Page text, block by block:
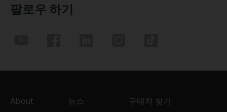
팔로우 하기
About 뉴스 구매처 찾기